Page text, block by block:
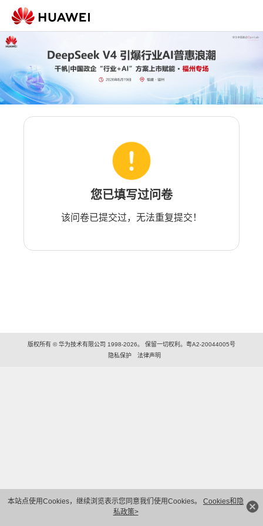
本站点使用Cookies，继续浏览表示您同意我们使用Cookies。 Cookies和隐
私政策>
您已填写过问卷
该问卷已提交过，无法重复提交！
版权所有 © 华为技术有限公司 1998-2026。 保留一切权利。粤A2-20044005号
隐私保护
法律声明